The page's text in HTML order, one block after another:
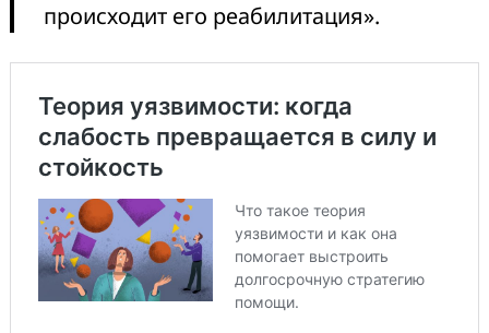
происходит его реабилитация».